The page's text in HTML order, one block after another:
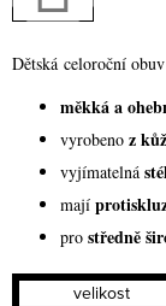
Dětská celoroční obuv
měkká a
vyrobeno z
vyjímatelná
mají
pro středně
velikost